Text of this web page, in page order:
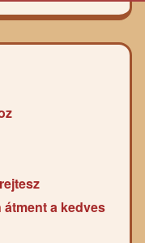
a kedves